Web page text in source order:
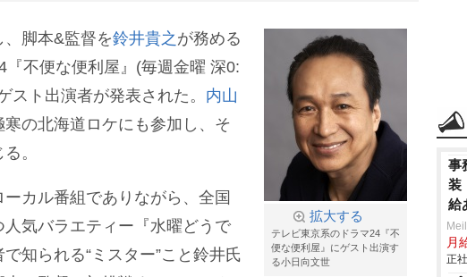
拡大する
テレビ東京系のドラマ24『不
便な便利屋』にゲスト出演す
る小日向文世
、脚本&監督を鈴井貴之 が務める
『不便な便利屋』(毎週金曜 深0:
ト出演者が発表された。 内山
寒の北海道ロケにも参加し、そ
。
カル番組でありながら、全国
気バラエティー『水曜どうで
知られる“ミスター”こと鈴井氏
事
装
給
月
正